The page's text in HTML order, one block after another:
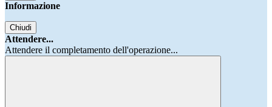
Informazione
Chiudi
Attendere...
Attendere il completamento dell'operazione...